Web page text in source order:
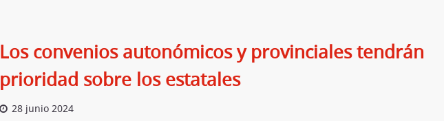
Los convenios autonómicos y provinciales tendrán
prioridad sobre los estatales
28 junio 2024